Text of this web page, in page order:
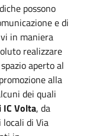
possono
e di
in maniera
realizzare
spazio aperto al
alla
dei quali
IC Volta, da
locali di Via